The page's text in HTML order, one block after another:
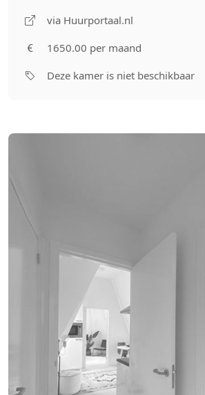
via Huurportaal.nl
1650.00 per maand
Deze kamer is niet beschikbaar